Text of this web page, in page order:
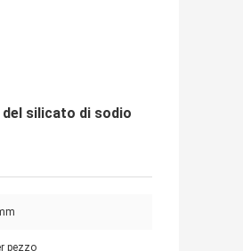
silicato di sodio
pezzo